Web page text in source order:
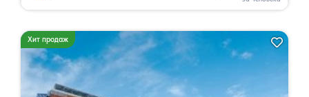
Хит продаж